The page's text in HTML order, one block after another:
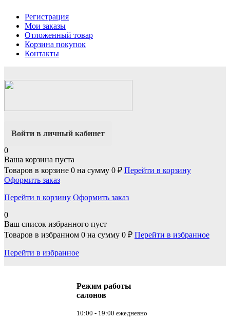
Регистрация
Мои заказы
Отложенный товар
Корзина покупок
Контакты
Войти в личный кабинет
0
Ваша корзина пуста
Товаров в корзине 0 на сумму 0 ₽ Перейти в корзину
Оформить заказ
Перейти в корзину Оформить заказ
0
Ваш список избранного пуст
Товаров в избранном 0 на сумму 0 ₽ Перейти в избранное
Перейти в избранное
Режим работы
салонов
10:00 - 19:00 ежедневно